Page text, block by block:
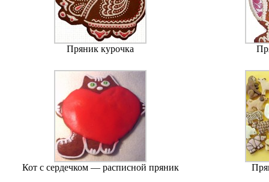
Пряник курочка
Кот с сердечком — расписной пряник